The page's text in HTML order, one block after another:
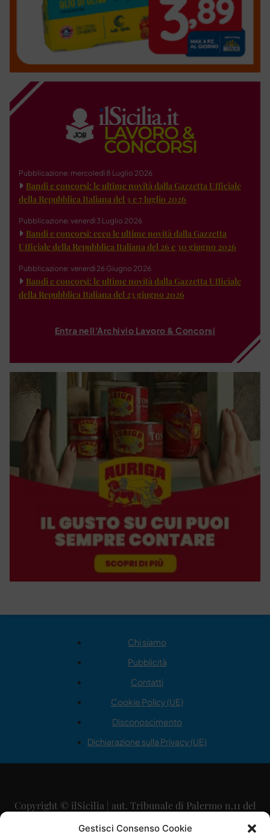
Gestisci Consenso Cookie
Pubblicazione: mercoledì 8 Luglio 2026
Bandi e concorsi: le ultime novità dalla Gazzetta Ufficiale
della Repubblica Italiana del 3 e 7 luglio 2026
Pubblicazione: venerdì 3 Luglio 2026
Bandi e concorsi: ecco le ultime novità dalla Gazzetta
Ufficiale della Repubblica Italiana del 26 e 30 giugno 2026
Pubblicazione: venerdì 26 Giugno 2026
Bandi e concorsi: le ultime novità dalla Gazzetta Ufficiale
della Repubblica Italiana del 23 giugno 2026
Entra nell'Archivio Lavoro & Concorsi
Chi siamo
Pubblicità
Contatti
Cookie Policy (UE)
Disconoscimento
Dichiarazione sulla Privacy (UE)
Copyright © ilSicilia | aut. Tribunale di Palermo n.11 del
29/09/2015